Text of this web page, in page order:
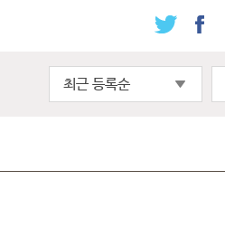
최근 등록순